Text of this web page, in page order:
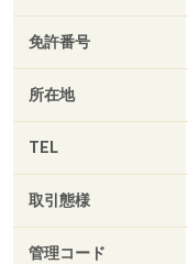
免許番号
所在地
TEL
取引態様
管理コード